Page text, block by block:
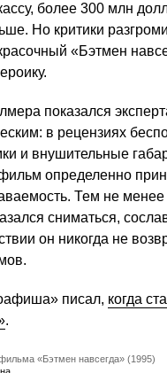
более 300 млн
Но критики
«Бэтмен
показался
в рецензиях
и внушительные
определенно
Тем не менее
сниматься,
он никогда не
писал, когда
.
«Бэтмен навсегда» (1995)